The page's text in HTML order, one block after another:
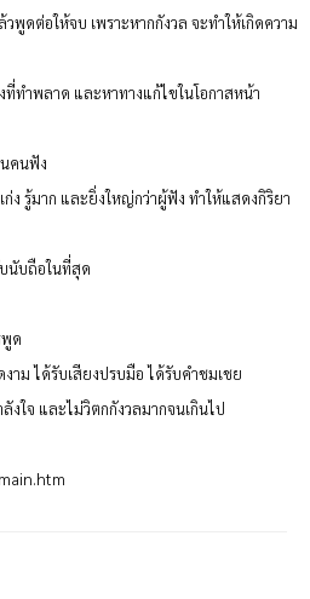
ดต่อให้จบ เพราะหากกังวล จะทำให้เกิดความ
ทำพลาด และหาทางแก้ไขในโอกาสหน้า
คนฟัง
ง รู้มาก และยิ่งใหญ่กว่าผู้ฟัง ทำให้แสดงกิริยา
นับถือในที่สุด
พูด
าม ได้รับเสียงปรบมือ ได้รับคำชมเชย
งใจ และไม่วิตกกังวลมากจนเกินไป